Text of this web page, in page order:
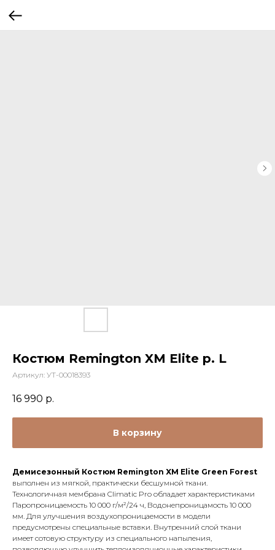
Костюм Remington XM Elite р. L
Артикул: УТ-00018393
16 990 р.
В корзину
Демисезонный Костюм Remington XM Elite Green Forest
выполнен из мягкой, практически бесшумной ткани.
Технологичная мембрана Climatic Pro обладает характеристиками
Паропроницаемость 10 000 г/м²/24 ч, Водонепроницамость 10 000
мм. Для улучшения воздухопроницаемости в модели
предусмотрены специальные вставки. Внутренний слой ткани
имеет сотовую структуру из специального напыления,